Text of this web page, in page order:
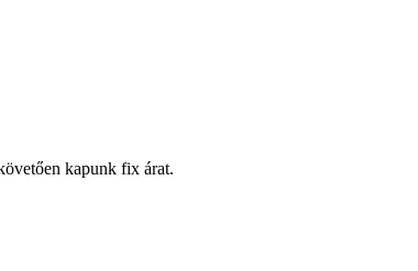
kapunk fix árat.